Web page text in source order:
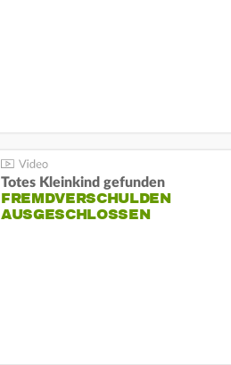
Totes Kleinkind gefunden
FREMDVERSCHULDEN
AUSGESCHLOSSEN